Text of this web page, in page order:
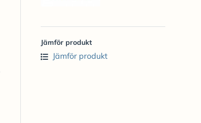
Jämför produkt
Jämför produkt